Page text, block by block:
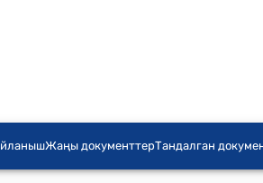
Жаңы документтерТандалган